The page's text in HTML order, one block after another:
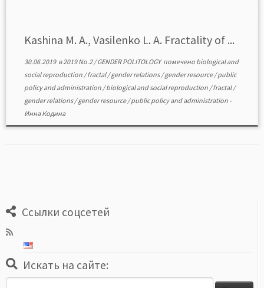
Kashina M. A., Vasilenko L. A. Fractality of ...
30.06.2019в2019 No.2/GENDER POLITOLOGYпомечено biological and
social reproduction /fractal/gender relations/gender resource/public
policy and administration /biological and social reproduction /fractal/
gender relations/gender resource/public policy and administration -
Инна Кодина
Ссылки соцсетей
Искать на сайте: